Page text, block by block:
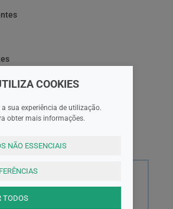
COOKIES
sua experiência de utilização.
obter mais informações.
NÃO ESSENCIAIS
TODOS